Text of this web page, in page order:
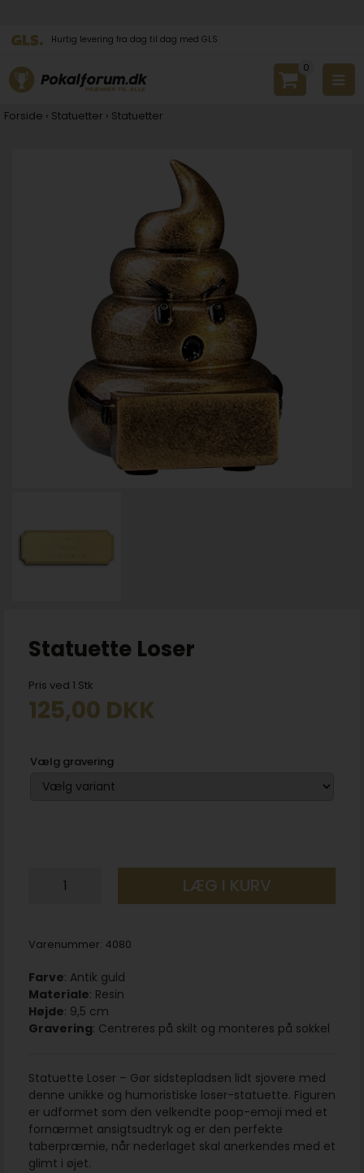
Hurtig levering fra dag til dag med GLS
0
Forside › Statuetter › Statuetter
Statuette Loser
Pris ved 1 Stk
125,00 DKK
Vælg gravering
LÆG I KURV
Varenummer: 4080
Farve: Antik guld
Materiale: Resin
Højde: 9,5 cm
Gravering: Centreres på skilt og monteres på sokkel
Statuette Loser – Gør sidstepladsen lidt sjovere med
denne unikke og humoristiske loser-statuette. Figuren
er udformet som den velkendte poop-emoji med et
fornærmet ansigtsudtryk og er den perfekte
taberpræmie, når nederlaget skal anerkendes med et
glimt i øjet.